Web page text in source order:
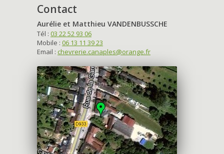
Contact
Aurélie et Matthieu VANDENBUSSCHE
Tél : 03 22 52 93 06
Mobile : 06 13 11 39 23
Email : chevrerie.canaples@orange.fr